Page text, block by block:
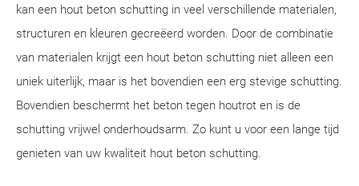
kan een hout beton schutting in veel verschillende materialen,
structuren en kleuren gecreëerd worden. Door de combinatie
van materialen krijgt een hout beton schutting niet alleen een
uniek uiterlijk, maar is het bovendien een erg stevige schutting.
Bovendien beschermt het beton tegen houtrot en is de
schutting vrijwel onderhoudsarm. Zo kunt u voor een lange tijd
genieten van uw kwaliteit hout beton schutting.